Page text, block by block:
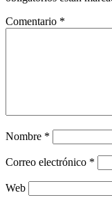
Comentario *
Nombre *
Correo electrónico *
Web